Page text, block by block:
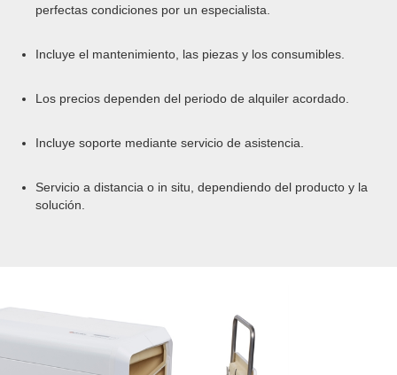
perfectas condiciones por un especialista.
Incluye el mantenimiento, las piezas y los consumibles.
Los precios dependen del periodo de alquiler acordado.
Incluye soporte mediante servicio de asistencia.
Servicio a distancia o in situ, dependiendo del producto y la
solución.